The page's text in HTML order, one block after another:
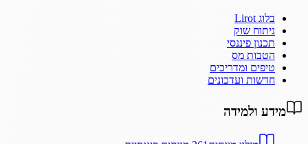
בלוג Lirot
ניתוח שוק
תכנון פיננסי
הטבות מס
טיפים ומדריכים
חדשות ועדכונים
מידע ולמידה